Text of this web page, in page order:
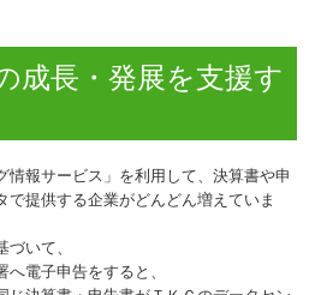
成長・発展を支援す
情報サービス」を利用して、決算書や申
で提供する企業がどんどん増えていま
いて、
電子申告をすると、